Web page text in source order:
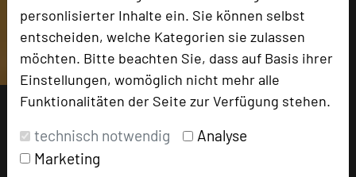
personlisierter Inhalte ein. Sie können selbst
entscheiden, welche Kategorien sie zulassen
möchten. Bitte beachten Sie, dass auf Basis ihrer
Einstellungen, womöglich nicht mehr alle
Funktionalitäten der Seite zur Verfügung stehen.
technisch notwendig
Analyse
Marketing